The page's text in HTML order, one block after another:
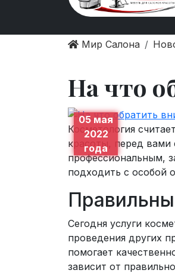
Мир Салона
На что
05 мая
2022
года
Косметология
красоты, перед вами
профессиональным,
подходить с особой
Сегодня услуги
проведения других
помогает
зависит от